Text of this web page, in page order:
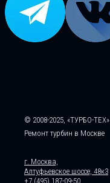
© 2008-2025, «ТУРБО-ТЕХ»
Ремонт турбин в Москве
г. Москва,
Алтуфьевское шоссе, 48к3
+7 (495) 187-09-50